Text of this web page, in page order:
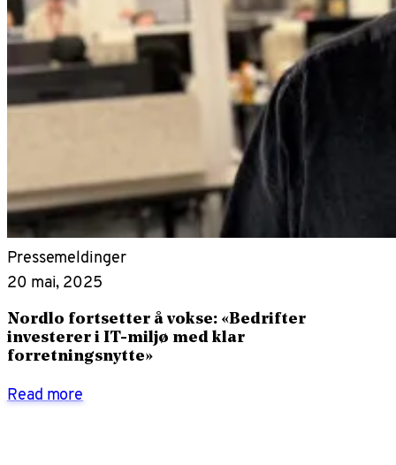
Pressemeldinger
20 mai, 2025
Nordlo fortsetter å vokse: «Bedrifter
investerer i IT-miljø med klar
forretningsnytte»
Read more